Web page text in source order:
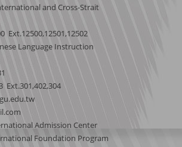
and Cross-Strait
Ext.12500,12501,12502
Language Instruction
3-9875531
Ext.301,402,304
Admission Center
Foundation Program